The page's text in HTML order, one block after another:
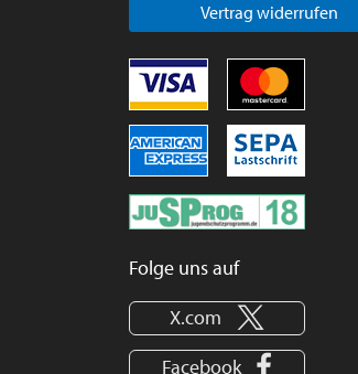
Vertrag widerrufen
Folge uns auf
X.com
Facebook